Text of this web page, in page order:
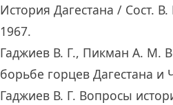
История Дагестана / Сост.
1967.
Гаджиев В. Г., Пикман А. М.
борьбе горцев Дагестана
Гаджиев В. Г. Вопросы